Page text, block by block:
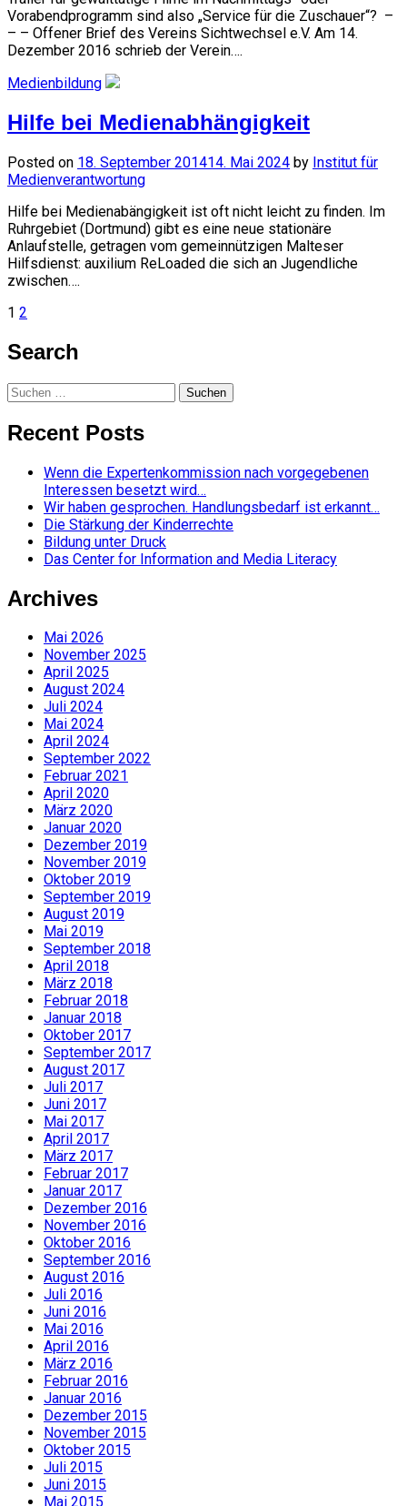
Vorabendprogramm sind also „Service für die Zuschauer“? –
– – Offener Brief des Vereins Sichtwechsel e.V. Am 14.
Dezember 2016 schrieb der Verein….
Medienbildung
Hilfe bei Medienabhängigkeit
Posted on 18. September 201414. Mai 2024 by Institut für
Medienverantwortung
Hilfe bei Medienabängigkeit ist oft nicht leicht zu finden. Im
Ruhrgebiet (Dortmund) gibt es eine neue stationäre
Anlaufstelle, getragen vom gemeinnützigen Malteser
Hilfsdienst: auxilium ReLoaded die sich an Jugendliche
zwischen….
Seitennummerierung
der
Beiträge
1 2
Search
Suchen
nach:
Recent Posts
Wenn die Expertenkommission nach vorgegebenen
Interessen besetzt wird…
Wir haben gesprochen. Handlungsbedarf ist erkannt…
Die Stärkung der Kinderrechte
Bildung unter Druck
Das Center for Information and Media Literacy
Archives
Mai 2026
November 2025
April 2025
August 2024
Juli 2024
Mai 2024
April 2024
September 2022
Februar 2021
April 2020
März 2020
Januar 2020
Dezember 2019
November 2019
Oktober 2019
September 2019
August 2019
Mai 2019
September 2018
April 2018
März 2018
Februar 2018
Januar 2018
Oktober 2017
September 2017
August 2017
Juli 2017
Juni 2017
Mai 2017
April 2017
März 2017
Februar 2017
Januar 2017
Dezember 2016
November 2016
Oktober 2016
September 2016
August 2016
Juli 2016
Juni 2016
Mai 2016
April 2016
März 2016
Februar 2016
Januar 2016
Dezember 2015
November 2015
Oktober 2015
Juli 2015
Juni 2015
Mai 2015